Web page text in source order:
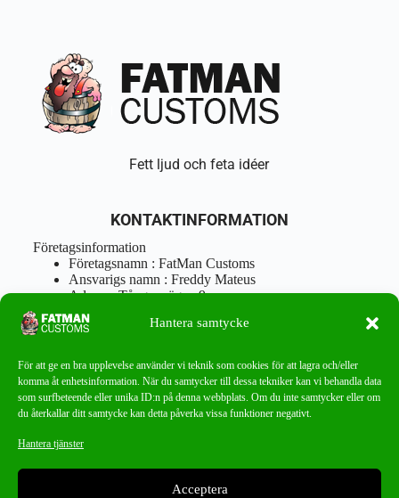
Hantera samtycke
För att ge en bra upplevelse använder vi teknik som cookies för att lagra och/eller
komma åt enhetsinformation. När du samtycker till dessa tekniker kan vi behandla data
som surfbeteende eller unika ID:n på denna webbplats. Om du inte samtycker eller om
du återkallar ditt samtycke kan detta påverka vissa funktioner negativt.
Hantera tjänster
Acceptera
Fett ljud och feta idéer
KONTAKTINFORMATION
Företagsinformation
Företagsnamn : FatMan Customs
Ansvarigs namn : Freddy Mateus
Adress : Tångenvägen 9
Postnr : 417 46 Göteborg
Tel : 0762919666
info@fatmancustoms.se
Mån – Fre 10:00 – 18:00
Lör -11:00 – 15:00
Missa aldrig ett bra erbjudande!